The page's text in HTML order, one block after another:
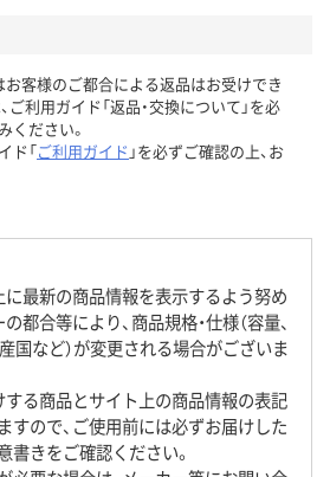
お客様のご都合による返品はお受けでき
ご利用ガイド「返品・交換について」を必
ください。
ド「ご利用ガイド 」を必ずご確認の上、お
に最新の商品情報を表示するよう努め
都合等により、商品規格・仕様（容量、
国など）が変更される場合がございま
する商品とサイト上の商品情報の表記
すので、ご使用前には必ずお届けした
書きをご確認ください。